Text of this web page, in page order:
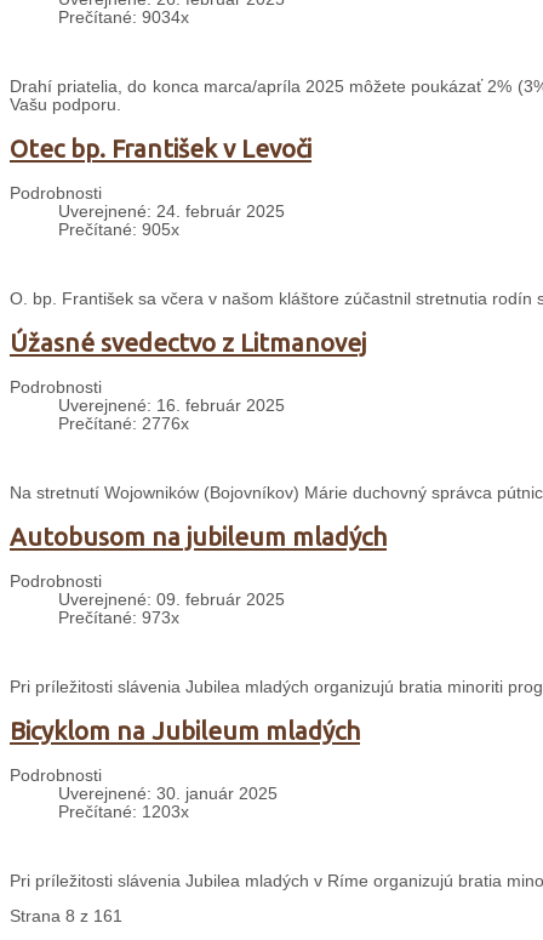
Prečítané: 9034x
Drahí priatelia, do konca marca/apríla 2025 môžete poukázať 2%
Vašu podporu.
Otec bp. František v Levoči
Podrobnosti
Uverejnené: 24. február 2025
Prečítané: 905x
O. bp. František sa včera v našom kláštore zúčastnil stretnutia rodín
Úžasné svedectvo z Litmanovej
Podrobnosti
Uverejnené: 16. február 2025
Prečítané: 2776x
Na stretnutí Wojowników (Bojovníkov) Márie duchovný správca
Autobusom na jubileum mladých
Podrobnosti
Uverejnené: 09. február 2025
Prečítané: 973x
Pri príležitosti slávenia Jubilea mladých organizujú bratia minoriti
Bicyklom na Jubileum mladých
Podrobnosti
Uverejnené: 30. január 2025
Prečítané: 1203x
Pri príležitosti slávenia Jubilea mladých v Ríme organizujú bratia
Strana 8 z 161